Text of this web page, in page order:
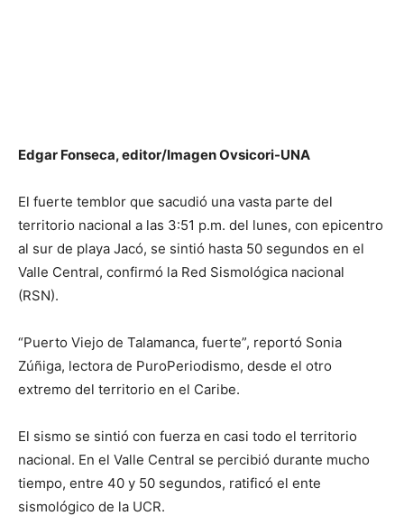
Edgar Fonseca, editor/Imagen Ovsicori-UNA
El fuerte temblor que sacudió una vasta parte del
territorio nacional a las 3:51 p.m. del lunes, con epicentro
al sur de playa Jacó, se sintió hasta 50 segundos en el
Valle Central, confirmó la Red Sismológica nacional
(RSN).
“Puerto Viejo de Talamanca, fuerte”, reportó Sonia
Zúñiga, lectora de PuroPeriodismo, desde el otro
extremo del territorio en el Caribe.
El sismo se sintió con fuerza en casi todo el territorio
nacional. En el Valle Central se percibió durante mucho
tiempo, entre 40 y 50 segundos, ratificó el ente
sismológico de la UCR.